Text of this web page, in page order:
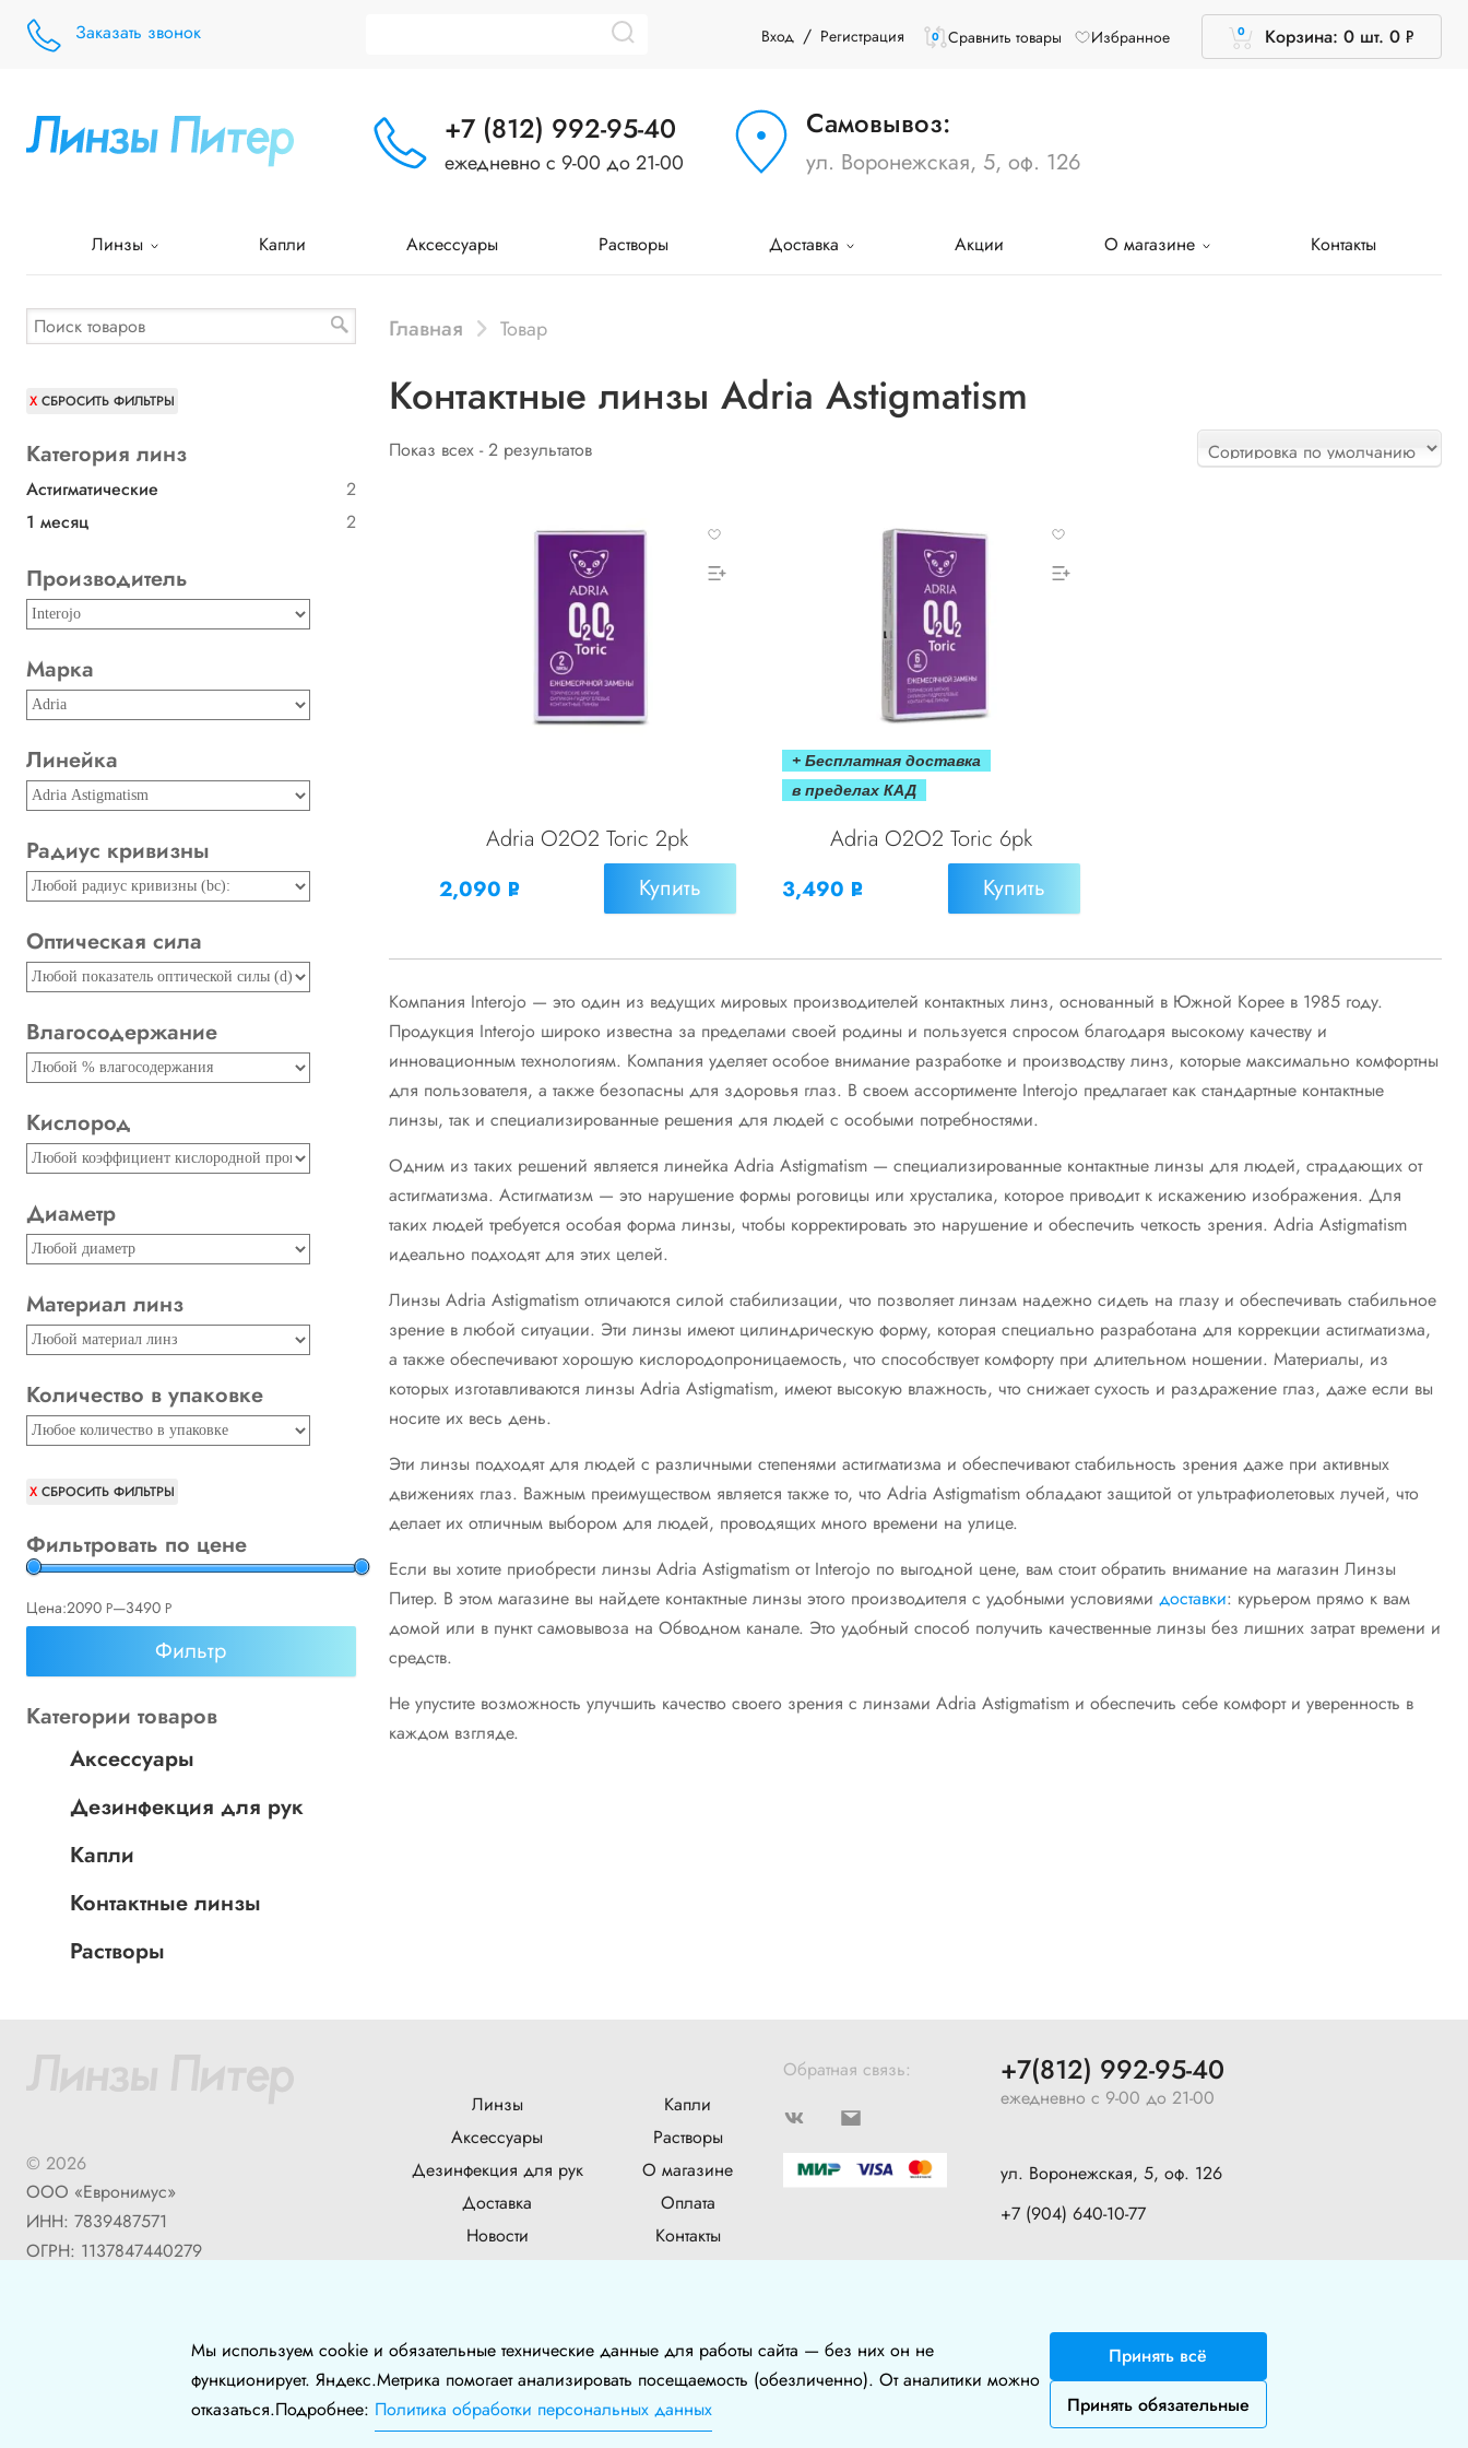
Заказать звонок Вход / Регистрация 0 Сравнить товары Избранное Корзина: 0 шт.
0 0 Р
УБ.
+7 (812) 992-95-40
ежедневно с 9-00 до 21-00
Самовывоз:
ул. Воронежская, 5, оф. 126
Линзы Капли Аксессуары Растворы Доставка Акции О магазине Контакты
Главная Товар
Контактные линзы Adria Astigmatism
Показ всех - 2 результатов
Adria O2O2 Toric 2pk
2,090 Р Купить
+ Бесплатная доставка
в пределах КАД
Adria O2O2 Toric 6pk
3,490 Р Купить
Компания Interojo — это один из ведущих мировых производителей контактных линз, основанный в Южной Корее в 1985 году.
Продукция Interojo широко известна за пределами своей родины и пользуется спросом благодаря высокому качеству и
инновационным технологиям. Компания уделяет особое внимание разработке и производству линз, которые максимально комфортны
для пользователя, а также безопасны для здоровья глаз. В своем ассортименте Interojo предлагает как стандартные контактные
линзы, так и специализированные решения для людей с особыми потребностями.
Одним из таких решений является линейка Adria Astigmatism — специализированные контактные линзы для людей, страдающих от
астигматизма. Астигматизм — это нарушение формы роговицы или хрусталика, которое приводит к искажению изображения. Для
таких людей требуется особая форма линзы, чтобы корректировать это нарушение и обеспечить четкость зрения. Adria Astigmatism
идеально подходят для этих целей.
Линзы Adria Astigmatism отличаются силой стабилизации, что позволяет линзам надежно сидеть на глазу и обеспечивать стабильное
зрение в любой ситуации. Эти линзы имеют цилиндрическую форму, которая специально разработана для коррекции астигматизма,
а также обеспечивают хорошую кислородопроницаемость, что способствует комфорту при длительном ношении. Материалы, из
которых изготавливаются линзы Adria Astigmatism, имеют высокую влажность, что снижает сухость и раздражение глаз, даже если вы
носите их весь день.
Эти линзы подходят для людей с различными степенями астигматизма и обеспечивают стабильность зрения даже при активных
движениях глаз. Важным преимуществом является также то, что Adria Astigmatism обладают защитой от ультрафиолетовых лучей, что
делает их отличным выбором для людей, проводящих много времени на улице.
Если вы хотите приобрести линзы Adria Astigmatism от Interojo по выгодной цене, вам стоит обратить внимание на магазин Линзы
Питер. В этом магазине вы найдете контактные линзы этого производителя с удобными условиями доставки: курьером прямо к вам
домой или в пункт самовывоза на Обводном канале. Это удобный способ получить качественные линзы без лишних затрат времени и
средств.
Не упустите возможность улучшить качество своего зрения с линзами Adria Astigmatism и обеспечить себе комфорт и уверенность в
каждом взгляде.
СБРОСИТЬ ФИЛЬТРЫ
Категория линз
1 месяц 2
Астигматические 2
Производитель
Марка
Линейка
Радиус кривизны
Оптическая сила
Влагосодержание
Кислород
Диаметр
Материал линз
Количество в упаковке
СБРОСИТЬ ФИЛЬТРЫ
Фильтровать по цене
Фильтр
Цена:2090 Р—3490 Р
УБ.
Категории товаров
Аксессуары
Дезинфекция для рук
Капли
Контактные линзы
Растворы
© 2026
ООО «Евронимус»
ИНН: 7839487571
ОГРН: 1137847440279
Линзы
Капли
Аксессуары
Растворы
Дезинфекция для рук
О магазине
Доставка
Оплата
Новости
Контакты
Обратная связь: +7(812) 992-95-40
ежедневно с 9-00 до 21-00
ул. Воронежская, 5, оф. 126
+7 (904) 640-10-77
⚙️ Настройки куки
Дизайн и разработкаNice’N’Easy
Мы используем cookie и обязательные технические данные для работы сайта — без них он не
функционирует. Яндекс.Метрика помогает анализировать посещаемость (обезличенно). От аналитики можно
отказаться.Подробнее: Политика обработки персональных данных
Принять всё
Принять обязательные